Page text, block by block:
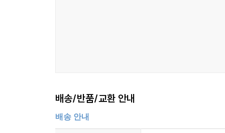
배송/반품/교환 안내
배송 안내